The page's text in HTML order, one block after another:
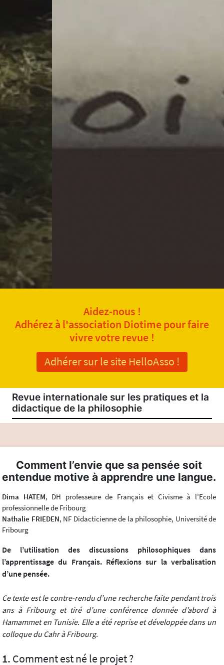
Aidez-nous !
Adhérez à l'association Diotime pour faire
vivre votre revue !
Adhérer sur le site HelloAsso !
Revue internationale sur les pratiques et la
didactique de la philosophie
Comment l’envie que sa pensée soit
entendue motive à apprendre une langue.
Dima HATEM, DH professeure de Français et Civisme à l’Ecole
professionnelle de Fribourg
Nathalie FRIEDEN, NF Didacticienne de la philosophie, Université de
Fribourg
De l’utilisation des discussions philosophiques dans
l’apprentissage du Français. Réflexions sur la verbalisation
d’une pensée.
Ce texte est le contre-rendu d’une recherche faite pendant trois
ans à Fribourg et tiré d’une conférence donnée d’abord à
Hamammet en Tunisie. Elle a été reprise et développée dans un
colloque du Cahr à Fribourg.
Comment est né le projet ?